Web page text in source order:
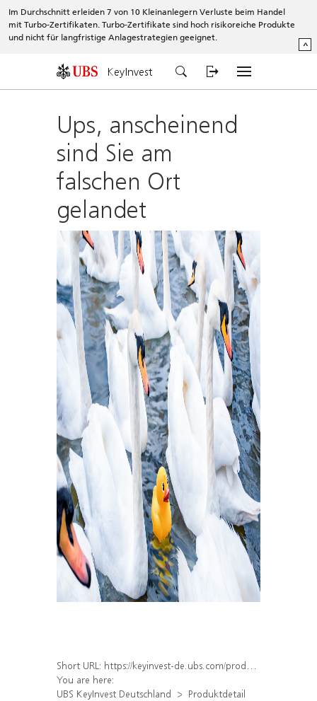
Im Durchschnitt erleiden 7 von 10 Kleinanlegern Verluste beim Handel
mit Turbo-Zertifikaten. Turbo-Zertifikate sind hoch risikoreiche Produkte
und nicht für langfristige Anlagestrategien geeignet.
^
KeyInvest
Ups, anscheinend
sind Sie am
falschen Ort
gelandet
Short URL: https://keyinvest-de.ubs.com/produkt/detail/index/isin/DE000WA7K5G5
You are here:
UBS KeyInvest Deutschland
Produktdetail